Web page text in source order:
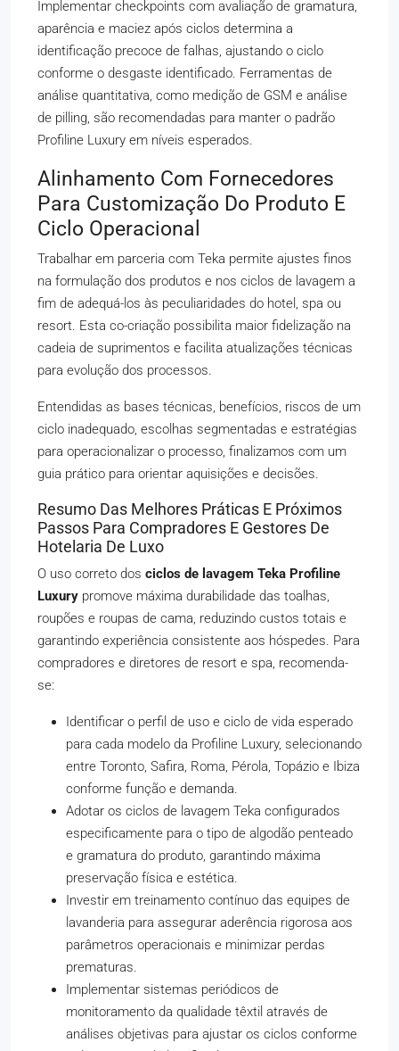
Implementar checkpoints com avaliação de gramatura,
aparência e maciez após ciclos determina a
identificação precoce de falhas, ajustando o ciclo
conforme o desgaste identificado. Ferramentas de
análise quantitativa, como medição de GSM e análise
de pilling, são recomendadas para manter o padrão
Profiline Luxury em níveis esperados.
Alinhamento Com Fornecedores
Para Customização Do Produto E
Ciclo Operacional
Trabalhar em parceria com Teka permite ajustes finos
na formulação dos produtos e nos ciclos de lavagem a
fim de adequá-los às peculiaridades do hotel, spa ou
resort. Esta co-criação possibilita maior fidelização na
cadeia de suprimentos e facilita atualizações técnicas
para evolução dos processos.
Entendidas as bases técnicas, benefícios, riscos de um
ciclo inadequado, escolhas segmentadas e estratégias
para operacionalizar o processo, finalizamos com um
guia prático para orientar aquisições e decisões.
Resumo Das Melhores Práticas E Próximos
Passos Para Compradores E Gestores De
Hotelaria De Luxo
O uso correto dos ciclos de lavagem Teka Profiline
Luxury promove máxima durabilidade das toalhas,
roupões e roupas de cama, reduzindo custos totais e
garantindo experiência consistente aos hóspedes. Para
compradores e diretores de resort e spa, recomenda-
se:
Identificar o perfil de uso e ciclo de vida esperado
para cada modelo da Profiline Luxury, selecionando
entre Toronto, Safira, Roma, Pérola, Topázio e Ibiza
conforme função e demanda.
Adotar os ciclos de lavagem Teka configurados
especificamente para o tipo de algodão penteado
e gramatura do produto, garantindo máxima
preservação física e estética.
Investir em treinamento contínuo das equipes de
lavanderia para assegurar aderência rigorosa aos
parâmetros operacionais e minimizar perdas
prematuras.
Implementar sistemas periódicos de
monitoramento da qualidade têxtil através de
análises objetivas para ajustar os ciclos conforme